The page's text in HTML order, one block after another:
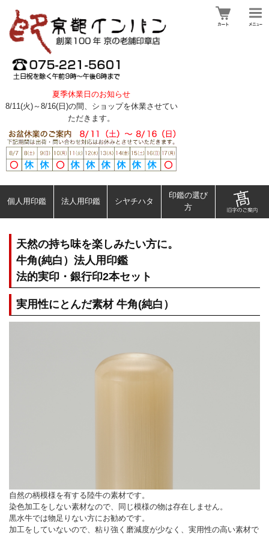
夏季休業日のお知らせ
8/11(火)～8/16(日)の間、ショップを休業させてい
ただきます。
個人用印鑑 法人用印鑑 シヤチハタ
印鑑の選び
方
天然の持ち味を楽しみたい方に。
牛角(純白）法人用印鑑
法的実印・銀行印2本セット
実用性にとんだ素材 牛角(純白）
自然の柄模様を有する陸牛の素材です。
染色加工をしない素材なので、同じ模様の物は存在しません。
黒水牛では物足りない方にお勧めです。
加工をしていないので、粘り強く磨減度が少なく、実用性の高い素材で